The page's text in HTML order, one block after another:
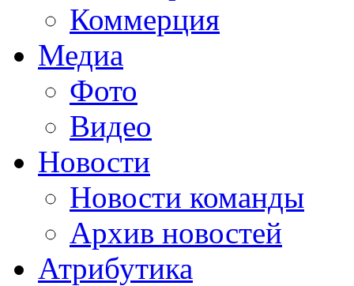
Коммерция
Медиа
Фото
Видео
Новости
Новости команды
Архив новостей
Атрибутика